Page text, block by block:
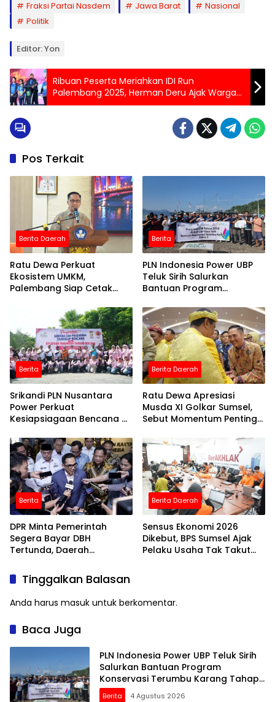
Fraksi Partai Nasdem Jawa Barat
Nasional
Politik
Editor: Yon
Ribuan Peserta Meriahkan IDI Run
Palembang 2025, Herman Deru Ajak Warga
Hidup Sehat
Pos Terkait
Berita Daerah
Ratu Dewa Perkuat
Ekosistem UMKM,
Palembang Siap Cetak
Berita
PLN Indonesia Power UBP
Teluk Sirih Salurkan
Bantuan Program
Karang Tahap 2 Senilai
Rp30 Juta
Berita
Srikandi PLN Nusantara
Power Perkuat
Kesiapsiagaan Bencana di
Berita Daerah
Ratu Dewa Apresiasi
Musda XI Golkar Sumsel,
Sebut Momentum Penting
Berita
DPR Minta Pemerintah
Segera Bayar DBH
Tertunda, Daerah
Nafas Fiskal
Berita Daerah
Sensus Ekonomi 2026
Dikebut, BPS Sumsel Ajak
Pelaku Usaha Tak Takut
Tinggalkan Balasan
Anda harus masuk untuk berkomentar.
Baca Juga
PLN Indonesia Power UBP Teluk Sirih
Salurkan Bantuan Program
Konservasi Terumbu Karang Tahap
2 Senilai Rp30 Juta
Berita 4 Agustus 2026